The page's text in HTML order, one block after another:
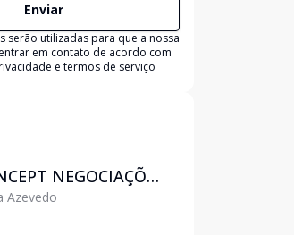
Enviar
serão utilizadas para que a nossa
em contato de acordo com
e termos de serviço
NEGOCIAÇÕES
Azevedo